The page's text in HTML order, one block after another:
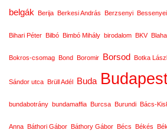
belgák Berija Berkesi András Berzsenyi Bessenyei
Bihari Péter Bilbó Bimbó Mihály birodalom BKV
Bokros-csomag Bond Boromir Borsod Botka
Sándor utca Brüll Adél Buda
bundabotrány bundamaffia Burcsa Burundi Bács-
Anna Báthori Gábor Báthory Gábor Bécs Békés